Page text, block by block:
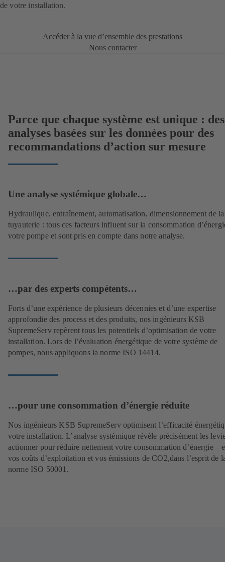
de votre installation.
Accéder à la vue d’ensemble des prestations
Nous contacter
Parce que chaque système est unique : des
analyses basées sur les données pour des
recommandations d’action sur mesure
Une analyse systémique globale…
Hydraulique, entraînement, automatisation, dimensionnement de la
tuyauterie : tous ces facteurs influent sur la consommation
votre pompe et sont pris en compte dans notre analyse.
…par des experts compétents…
Forts d’une expérience de plusieurs décennies et d’une expertise
approfondie des process et des produits, nos ingénieurs KSB
SupremeServ repèrent tous les potentiels d’optimisation de votre
installation. Lors de l’évaluation énergétique de votre système de
pompes, nous appliquons la norme ISO 14414.
…pour une consommation d’énergie réduite
Nos ingénieurs KSB SupremeServ optimisent l’efficacité
votre installation. L’analyse systémique révèle précisément les
actionner pour réduire nettement votre consommation d’énergie –
vos coûts d’exploitation et vos émissions de CO2,dans l’esprit de
norme ISO 50001.